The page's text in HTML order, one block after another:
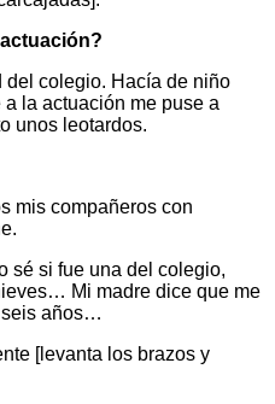
del colegio. Hacía de niño
la actuación me puse a
unos leotardos.
mis compañeros con
sé si fue una del colegio,
Mi madre dice que me
seis años…
[levanta los brazos y